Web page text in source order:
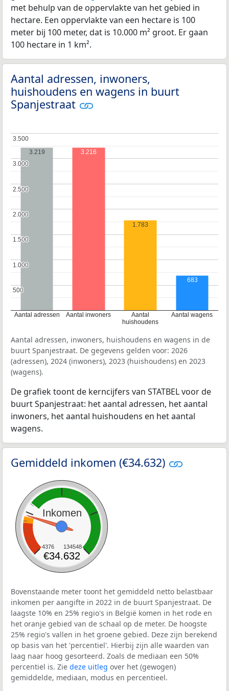
met behulp van de oppervlakte van het gebied in
hectare. Een oppervlakte van een hectare is 100
meter bij 100 meter, dat is 10.000 m² groot. Er gaan
100 hectare in 1 km².
Aantal adressen, inwoners,
huishoudens en wagens in buurt
Spanjestraat
Aantal adressen Aantal inwoners
Aantal
huishoudens
Aantal wagens
500
500
1.000
1.000
1.500
1.500
2.000
2.000
2.500
2.500
3.000
3.000
3.500
3.500
3.219
3.216
1.783
683
Aantal adressen, inwoners, huishoudens en wagens in de
buurt Spanjestraat. De gegevens gelden voor: 2026
(adressen), 2024 (inwoners), 2023 (huishoudens) en 2023
(wagens).
De grafiek toont de kerncijfers van STATBEL voor de
buurt Spanjestraat: het aantal adressen, het aantal
inwoners, het aantal huishoudens en het aantal
wagens.
Gemiddeld inkomen (€34.632)
Inkomen
4376 134548
€34.632
Bovenstaande meter toont het gemiddeld netto belastbaar
inkomen per aangifte in 2022 in de buurt Spanjestraat. De
laagste 10% en 25% regio's in België komen in het rode en
het oranje gebied van de schaal op de meter. De hoogste
25% regio's vallen in het groene gebied. Deze zijn berekend
op basis van het 'percentiel'. Hierbij zijn alle waarden van
laag naar hoog gesorteerd. Zoals de mediaan een 50%
percentiel is. Zie deze uitleg over het (gewogen)
gemiddelde, mediaan, modus en percentieel.